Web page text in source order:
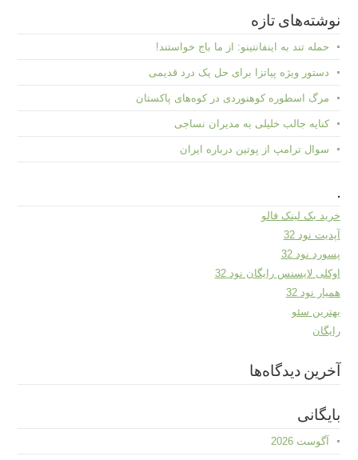
نوشته‌های تازه
حمله تند به اینفانتینو: از ما باج خواستند!
دستور ویژه پیاتزا برای حل یک درد قدیمی
مرگ اسطوره کوهنوردی در کوه‌های پاکستان
کنایه جالب خلیلی به مدیران نساجی
سوال ترامپ از پوتین درباره ایران
.
خرید بک لینک فالو
آپدیت نود 32
پسورد نود 32
اوکلی لایسنس رایگان نود 32
همیار نود 32
بهترین سئو
رایگان
آخرین دیدگاه‌ها
بایگانی
آگوست 2026